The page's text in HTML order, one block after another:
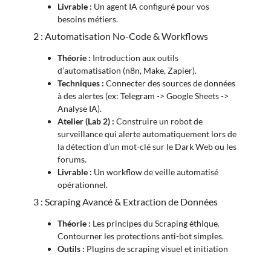
Livrable : Un agent IA configuré pour vos
besoins métiers.
2 : Automatisation No-Code & Workflows
Théorie : Introduction aux outils
d’automatisation (n8n, Make, Zapier).
Techniques : Connecter des sources de données
à des alertes (ex: Telegram -> Google Sheets ->
Analyse IA).
Atelier (Lab 2) : Construire un robot de
surveillance qui alerte automatiquement lors de
la détection d’un mot-clé sur le Dark Web ou les
forums.
Livrable : Un workflow de veille automatisé
opérationnel.
3 : Scraping Avancé & Extraction de Données
Théorie : Les principes du Scraping éthique.
Contourner les protections anti-bot simples.
Outils : Plugins de scraping visuel et initiation